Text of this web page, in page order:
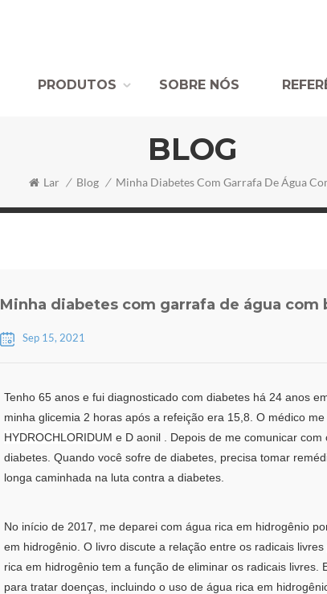
PRODUTOS SOBRE NÓS
BLOG
Lar / Blog /
Minha diabetes com garrafa de água com
Sep 15, 2021
Tenho 65 anos e fui diagnosticado com diabetes há 24 anos
minha glicemia 2 horas após a refeição era 15,8. O médico
HYDROCHLORIDUM e D aonil . Depois de me comunicar
diabetes. Quando você sofre de diabetes, precisa tomar
longa caminhada na luta contra a diabetes.
No início de 2017, me deparei com água rica em hidrogênio
em hidrogênio. O livro discute a relação entre os radicais
rica em hidrogênio tem a função de eliminar os radicais
para tratar doenças, incluindo o uso de água rica em